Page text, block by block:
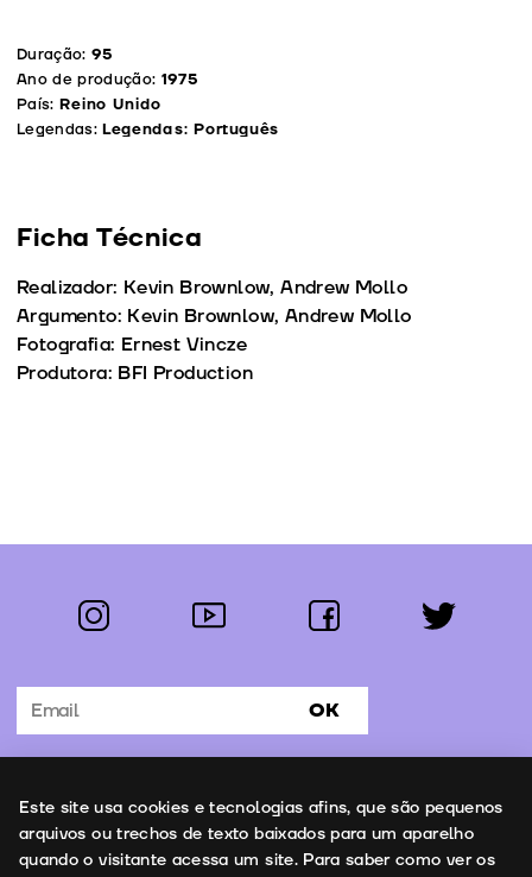
Duração: 95
Ano de produção: 1975
País: Reino Unido
Legendas:Legendas: Português
Ficha Técnica
Realizador: Kevin Brownlow, Andrew Mollo
Argumento: Kevin Brownlow, Andrew Mollo
Fotografia: Ernest Vincze
Produtora: BFI Production
Segue-nos:
instagram youtube facebook twitter
Subscrever Newsletter OK
Contactos
Este site usa cookies e tecnologias afins, que são pequenos
arquivos ou trechos de texto baixados para um aparelho
quando o visitante acessa um site. Para saber como ver os